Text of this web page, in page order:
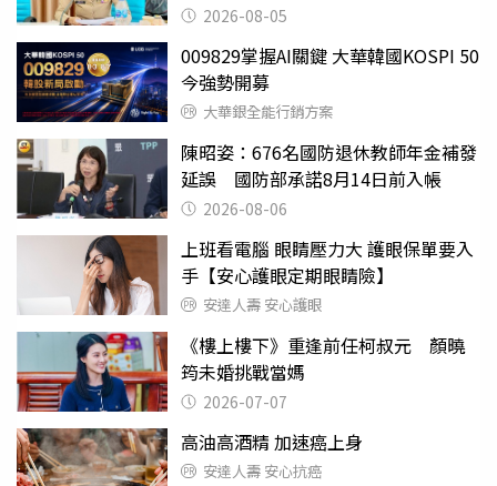
2026-08-05
009829掌握AI關鍵 大華韓國KOSPI 50
今強勢開募
大華銀全能行銷方案
陳昭姿：676名國防退休教師年金補發
延誤 國防部承諾8月14日前入帳
2026-08-06
上班看電腦 眼睛壓力大 護眼保單要入
手【安心護眼定期眼睛險】
安達人壽 安心護眼
《樓上樓下》重逢前任柯叔元 顏曉
筠未婚挑戰當媽
2026-07-07
高油高酒精 加速癌上身
安達人壽 安心抗癌